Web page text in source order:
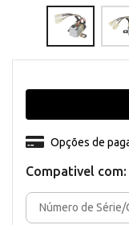
Compativel com:
Opções de